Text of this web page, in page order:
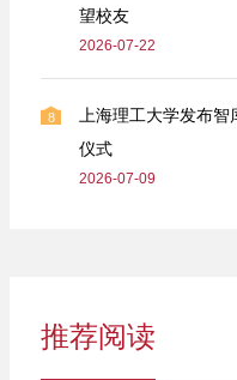
望校友
2026-07-22
8
上海理工大学发布
仪式
2026-07-09
推荐阅读